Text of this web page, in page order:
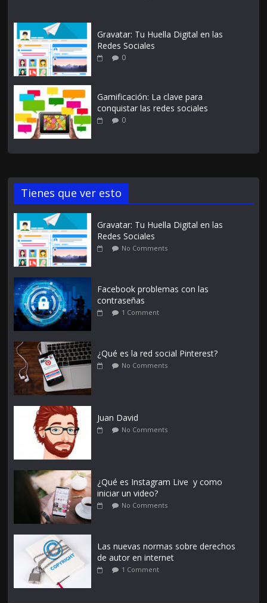
Gravatar: Tu Huella Digital en las
Redes Sociales
0
Gamificación: La clave para
conquistar las redes sociales
0
Tienes que ver esto
Gravatar: Tu Huella Digital en las
Redes Sociales
No Comments
Facebook problemas con las
contraseñas
1 Comment
¿Qué es la red social Pinterest?
No Comments
Juan David
No Comments
¿Qué es Instagram Live y como
iniciar un video?
No Comments
Las nuevas normas sobre derechos
de autor en internet
1 Comment